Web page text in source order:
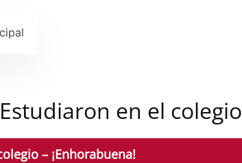
Estudiaron en el colegio
– ¡Enhorabuena!